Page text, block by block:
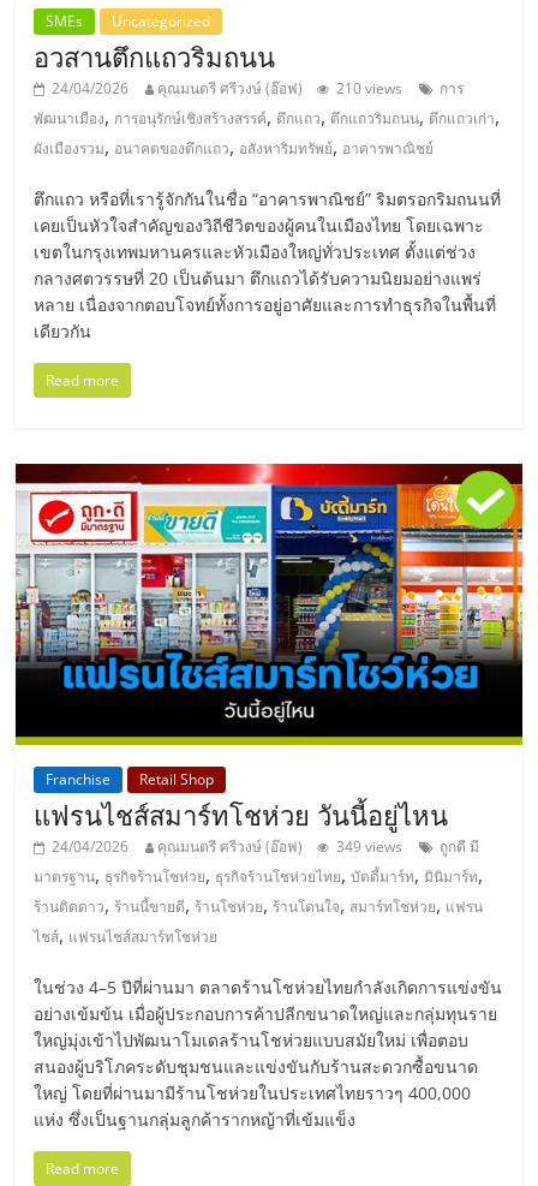
ขยาย
สา
ขา
แฟ
รน
ไชส์,
ศูนย์
รวม
แฟ
รน
ไชส์
พร้อม
ทำเล
สำหรับ
ปรึกษา
ฟรี,
บริการ
พัฒนา
ระบบ
แฟ
รน
ไชส์"
SMEs Uncategorized
อวสานตึกแถวริมถนน
24/04/2026 คุณมนตรี ศรีวงษ์ (อ๊อฟ) 210 views
การ
พัฒนาเมือง, การอนุรักษ์เชิงสร้างสรรค์, ตึกแถว, ตึกแถวริมถนน, ตึกแถวเก่า,
ผังเมืองรวม, อนาคตของตึกแถว, อสังหาริมทรัพย์, อาคารพาณิชย์
ตึกแถว หรือที่เรารู้จักกันในชื่อ “อาคารพาณิชย์” ริมตรอกริมถนนที่
เคยเป็นหัวใจสำคัญของวิถีชีวิตของผู้คนในเมืองไทย โดยเฉพาะ
เขตในกรุงเทพมหานครและหัวเมืองใหญ่ทั่วประเทศ ตั้งแต่ช่วง
กลางศตวรรษที่ 20 เป็นต้นมา ตึกแถวได้รับความนิยมอย่างแพร่
หลาย เนื่องจากตอบโจทย์ทั้งการอยู่อาศัยและการทำธุรกิจในพื้นที่
เดียวกัน
Read more
Franchise Retail Shop
แฟรนไชส์สมาร์ทโชห่วย วันนี้อยู่ไหน
24/04/2026 คุณมนตรี ศรีวงษ์ (อ๊อฟ) 349 views
ถูกดี มี
มาตรฐาน, ธุรกิจร้านโชห่วย, ธุรกิจร้านโชห่วยไทย,บัดดี้มาร์ท,มินิมาร์ท,
ร้านติดดาว, ร้านนี้ขายดี, ร้านโชห่วย, ร้านโดนใจ, สมาร์ทโชห่วย, แฟรน
ไชส์, แฟรนไชส์สมาร์ทโชห่วย
ในช่วง 4–5 ปีที่ผ่านมา ตลาดร้านโชห่วยไทยกำลังเกิดการแข่งขัน
อย่างเข้มข้น เมื่อผู้ประกอบการค้าปลีกขนาดใหญ่และกลุ่มทุนราย
ใหญ่มุ่งเข้าไปพัฒนาโมเดลร้านโชห่วยแบบสมัยใหม่ เพื่อตอบ
สนองผู้บริโภคระดับชุมชนและแข่งขันกับร้านสะดวกซื้อขนาด
ใหญ่ โดยที่ผ่านมามีร้านโชห่วยในประเทศไทยราวๆ 400,000
แห่ง ซึ่งเป็นฐานกลุ่มลูกค้ารากหญ้าที่เข้มแข็ง
Read more